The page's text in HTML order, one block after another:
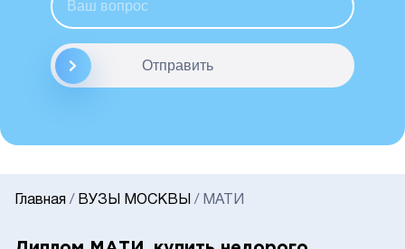
Отправить
Главная / ВУЗЫ МОСКВЫ / МАТИ